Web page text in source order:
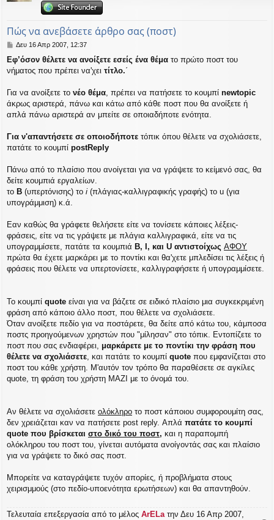
Πώς να ανεβάσετε άρθρο σας (ποστ)
Δ
μ
ο
ί
υ
σ
Δευ 16 Απρ 2007, 12:37
Εφ’όσον θέλετε να ανοίξετε εσείς ένα θέμα το πρώτο ποστ του
νήματος που πρέπει να'χει τίτλο.΄
Για να ανοίξετε το νέο θέμα, πρέπει να πατήσετε το κουμπί newtopic
άκρως αριστερά, πάνω και κάτω από κάθε ποστ που θα ανοίξετε ή
απλά πάνω αριστερά αν μπείτε σε οποιαδήποτε ενότητα.
Για ν'απαντήσετε σε οποιοδήποτε τόπικ όπου θέλετε να σχολιάσετε,
πατάτε το κουμπί postReply
Πάνω από το πλαίσιο που ανοίγεται για να γράψετε το κείμενό σας, θα
δείτε κουμπιά εργαλείων.
το B (υπερτόνισης) το i (πλάγιας-καλλιγραφικής γραφής) το u (για
υπογράμμιση) κ.ά.
Εαν καθώς θα γράφετε θελήσετε είτε να τονίσετε κάποιες λέξεις-
φράσεις, είτε να τις γράψετε με πλάγια καλλιγραφικά, είτε να τις
υπογραμμίσετε, πατάτε τα κουμπιά Β, Ι, και U αντιστοίχως AΦΟΥ
πρώτα θα έχετε μαρκάρει με το ποντίκι και θα'χετε μπλεδίσει τις λέξεις ή
φράσεις που θέλετε να υπερτονίσετε, καλλιγραφήσετε ή υπογραμμίσετε.
Το κουμπί quote είναι για να βάζετε σε ειδικό πλαίσιο μια συγκεκριμένη
φράση από κάποιο άλλο ποστ, που θέλετε να σχολιάσετε.
Όταν ανοίξετε πεδίο για να ποστάρετε, θα δείτε από κάτω του, κάμποσα
ποστς προηγούμενων χρηστών που "μίλησαν" στο τόπικ. Εντοπίζετε το
ποστ που σας ενδιαφέρει, μαρκάρετε με το ποντίκι την φράση που
θέλετε να σχολιάσετε, και πατάτε το κουμπί quote που εμφανίζεται στο
ποστ του κάθε χρήστη. Μ'αυτόν τον τρόπο θα παραθέσετε σε αγκίλες
quote, τη φράση του χρήστη ΜΑΖΙ με το όνομά του.
Aν θέλετε να σχολιάσετε ολόκληρο το ποστ κάποιου συμφορουμίτη σας,
δεν χρειάζεται καν να πατήσετε post reply. Απλά πατάτε το κουμπί
quote που βρίσκεται στο δικό του ποστ, και η παραπομπή
ολόκληρου του ποστ του, γίνεται αυτόματα ανοίγοντάς σας και πλαίσιο
για να γράψετε το δικό σας ποστ.
Μπορείτε να καταγράψετε τυχόν απορίες, ή προβλήματα στους
χειρισμμούς (στο πεδίο-υποενότητα ερωτήσεων) και θα απαντηθούν.
Τελευταία επεξεργασία από το μέλος ArELaτην Δευ 16 Απρ 2007,